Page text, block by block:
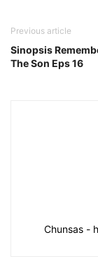
Previous article
Sinopsis
The Son Eps 16
Chunsas -